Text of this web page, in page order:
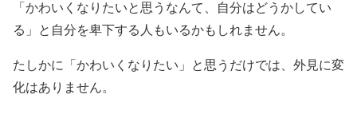
「かわいくなりたいと思うなんて、自分はどうかしてい
る」と自分を卑下する人もいるかもしれません。
たしかに「かわいくなりたい」と思うだけでは、外見に変
化はありません。